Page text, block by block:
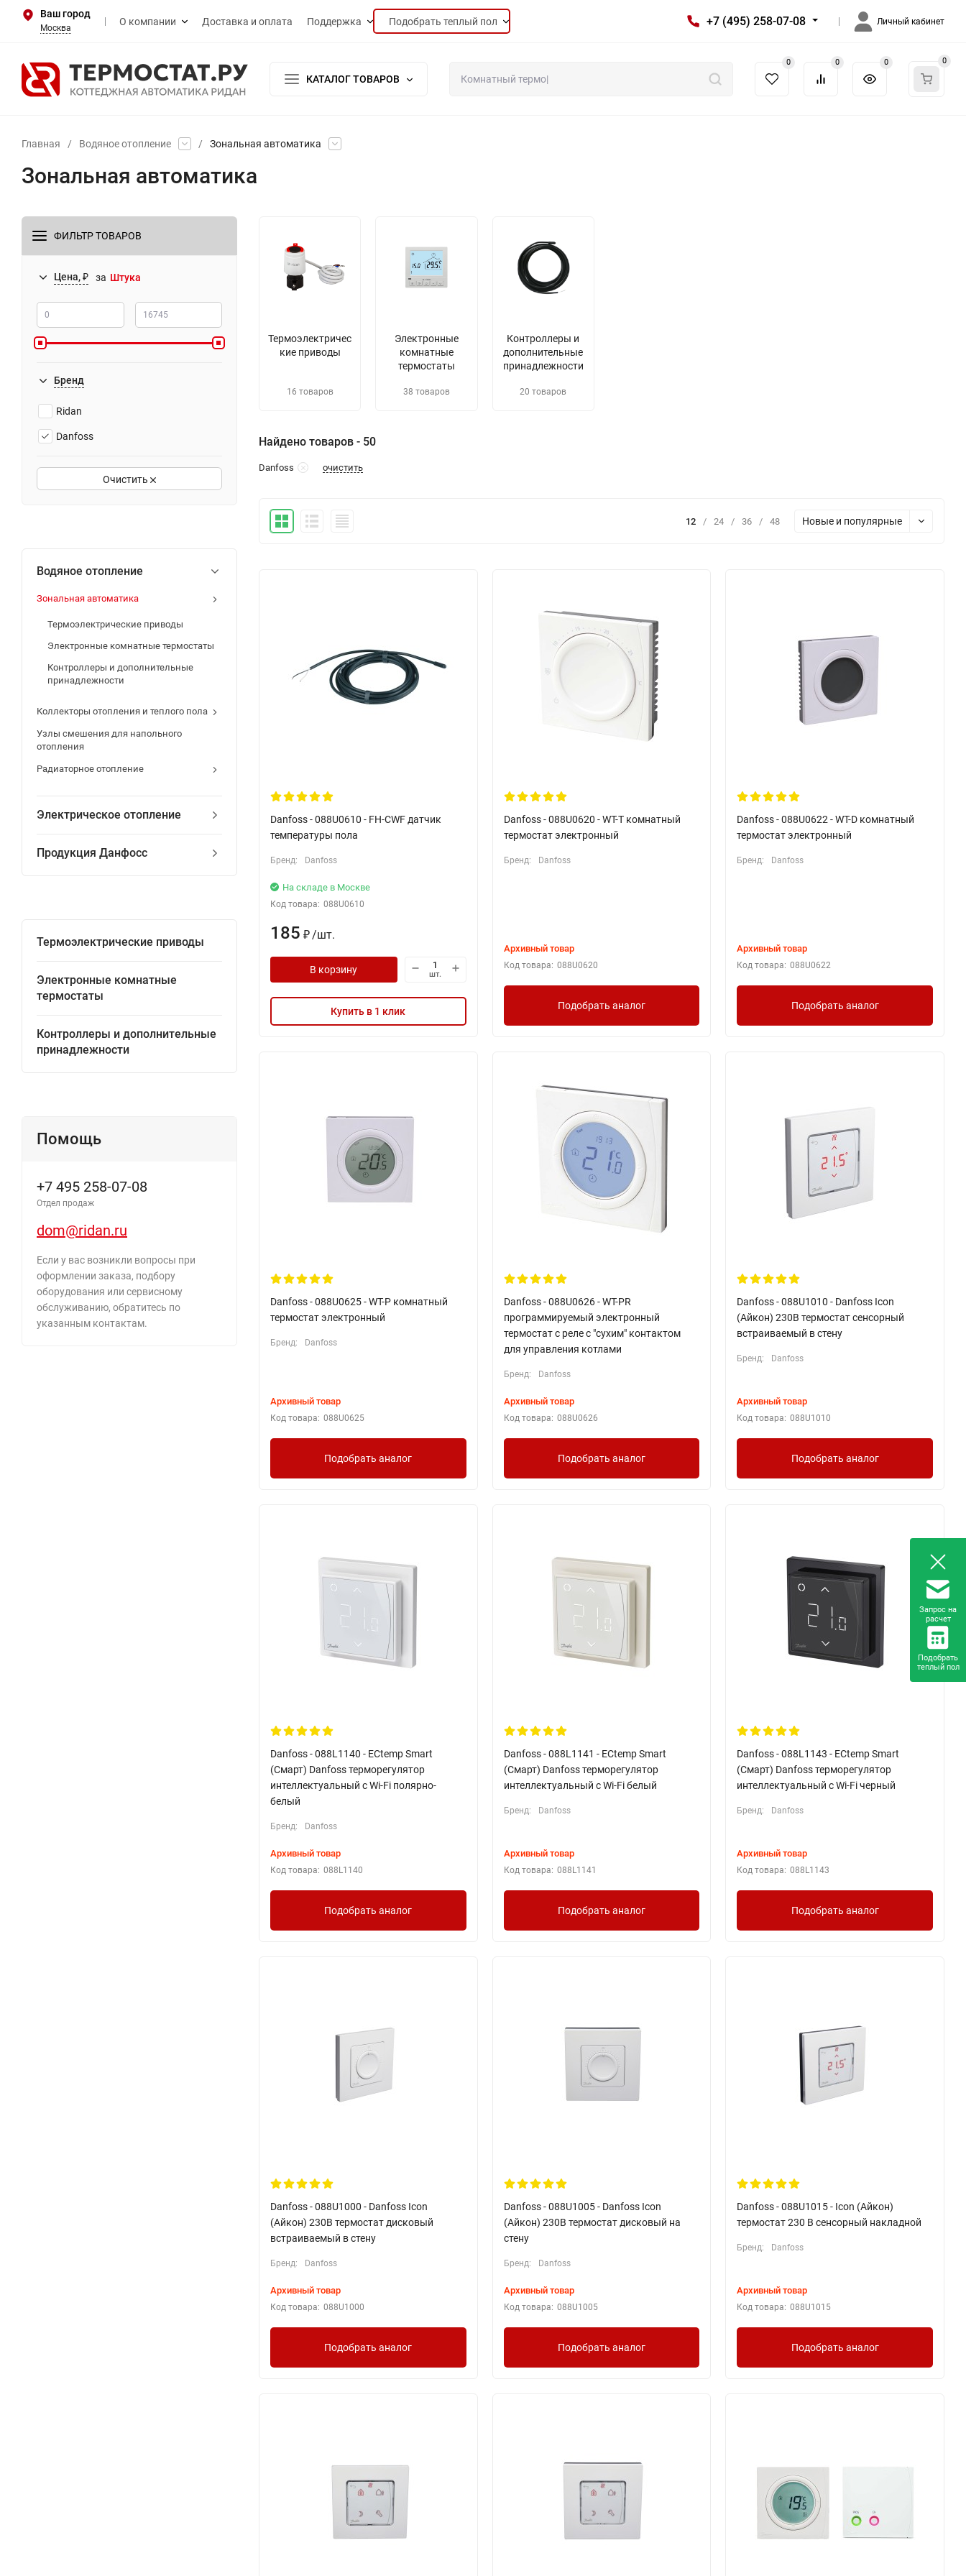
Ваш город
Москва
О компании Доставка и оплата Поддержка Подобрать теплый пол +7 (495) 258-07-08 Личный кабинет
КАТАЛОГ ТОВАРОВ
0 0 0 0
Главная / Водяное отопление / Зональная автоматика
Зональная автоматика
ФИЛЬТР ТОВАРОВ
Цена, ₽ за Штука
Бренд
Ridan
Danfoss
Очистить
Водяное отопление
Зональная автоматика
Термоэлектрические приводы
Электронные комнатные термостаты
Контроллеры и дополнительные
принадлежности
Коллекторы отопления и теплого пола
Узлы смешения для напольного
отопления
Радиаторное отопление
Электрическое отопление
Продукция Данфосс
Термоэлектрические приводы
Электронные комнатные
термостаты
Контроллеры и дополнительные
принадлежности
Помощь
+7 495 258-07-08
Отдел продаж
dom@ridan.ru
Если у вас возникли вопросы при
оформлении заказа, подбору
оборудования или сервисному
обслуживанию, обратитесь по
указанным контактам.
Термоэлектричес
кие приводы
16 товаров
Электронные
комнатные
термостаты
38 товаров
Контроллеры и
дополнительные
принадлежности
20 товаров
Найдено товаров - 50
Danfoss очистить
12 / 24 / 36 / 48 Новые и популярные
Danfoss - 088U0610 - FH-CWF датчик
температуры пола
Бренд: Danfoss
На складе в Москве
Код товара: 088U0610
185 ₽ /шт.
В корзину шт.
Купить в 1 клик
Danfoss - 088U0620 - WT-T комнатный
термостат электронный
Бренд: Danfoss
Архивный товар
Код товара: 088U0620
Подобрать аналог
Danfoss - 088U0622 - WT-D комнатный
термостат электронный
Бренд: Danfoss
Архивный товар
Код товара: 088U0622
Подобрать аналог
Danfoss - 088U0625 - WT-P комнатный
термостат электронный
Бренд: Danfoss
Архивный товар
Код товара: 088U0625
Подобрать аналог
Danfoss - 088U0626 - WT-PR
программируемый электронный
термостат с реле с "сухим" контактом
для управления котлами
Бренд: Danfoss
Архивный товар
Код товара: 088U0626
Подобрать аналог
Danfoss - 088U1010 - Danfoss Icon
(Айкон) 230В термостат сенсорный
встраиваемый в стену
Бренд: Danfoss
Архивный товар
Код товара: 088U1010
Подобрать аналог
Danfoss - 088L1140 - ECtemp Smart
(Смарт) Danfoss терморегулятор
интеллектуальный с Wi-Fi полярно-
белый
Бренд: Danfoss
Архивный товар
Код товара: 088L1140
Подобрать аналог
Danfoss - 088L1141 - ECtemp Smart
(Смарт) Danfoss терморегулятор
интеллектуальный с Wi-Fi белый
Бренд: Danfoss
Архивный товар
Код товара: 088L1141
Подобрать аналог
Danfoss - 088L1143 - ECtemp Smart
(Смарт) Danfoss терморегулятор
интеллектуальный с Wi-Fi черный
Бренд: Danfoss
Архивный товар
Код товара: 088L1143
Подобрать аналог
Danfoss - 088U1000 - Danfoss Icon
(Айкон) 230В термостат дисковый
встраиваемый в стену
Бренд: Danfoss
Архивный товар
Код товара: 088U1000
Подобрать аналог
Danfoss - 088U1005 - Danfoss Icon
(Айкон) 230В термостат дисковый на
стену
Бренд: Danfoss
Архивный товар
Код товара: 088U1005
Подобрать аналог
Danfoss - 088U1015 - Icon (Айкон)
термостат 230 В сенсорный накладной
Бренд: Danfoss
Архивный товар
Код товара: 088U1015
Подобрать аналог
Запрос на
расчет
Подобрать
теплый пол